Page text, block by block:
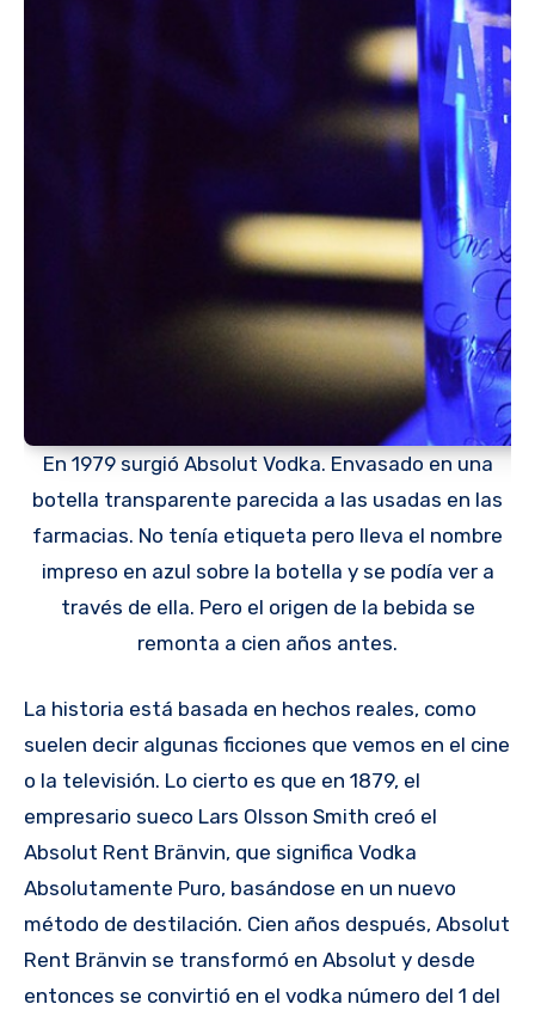
En 1979 surgió Absolut Vodka. Envasado en una
botella transparente parecida a las usadas en las
farmacias. No tenía etiqueta pero lleva el nombre
impreso en azul sobre la botella y se podía ver a
través de ella. Pero el origen de la bebida se
remonta a cien años antes.
La historia está basada en hechos reales, como
suelen decir algunas ficciones que vemos en el cine
o la televisión. Lo cierto es que en 1879, el
empresario sueco Lars Olsson Smith creó el
Absolut Rent Bränvin, que significa Vodka
Absolutamente Puro, basándose en un nuevo
método de destilación. Cien años después, Absolut
Rent Bränvin se transformó en Absolut y desde
entonces se convirtió en el vodka número del 1 del